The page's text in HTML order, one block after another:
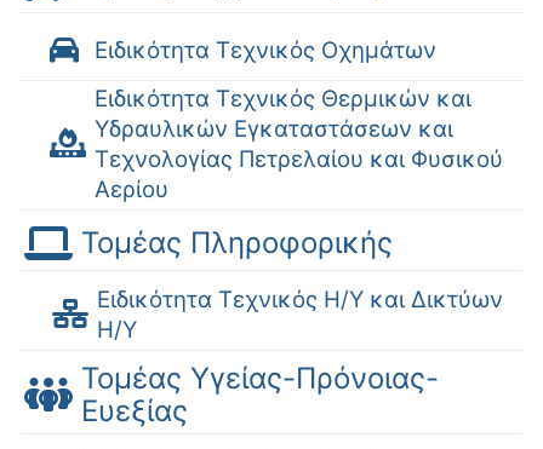
Ειδικότητα Τεχνικός Οχημάτων
Ειδικότητα Τεχνικός Θερμικών και
Υδραυλικών Εγκαταστάσεων και
Τεχνολογίας Πετρελαίου και Φυσικού
Αερίου
Τομέας Πληροφορικής
Ειδικότητα Τεχνικός Η/Υ και Δικτύων
Η/Υ
Τομέας Υγείας-Πρόνοιας-
Ευεξίας